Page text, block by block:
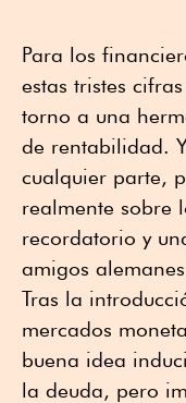
Para los
estas tristes
torno a una
de rentabilidad.
cualquier parte,
realmente sobre
recordatorio y
amigos
Tras la
mercados
buena idea
la deuda, pero